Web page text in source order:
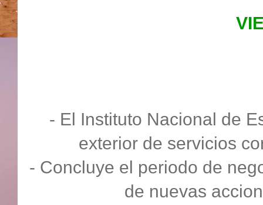
- El Instituto Nacional de
exterior de servicios
- Concluye el periodo de
de nuevas